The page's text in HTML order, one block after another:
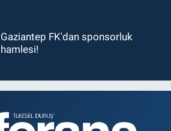
Gaziantep FK'dan sponsorluk
hamlesi!